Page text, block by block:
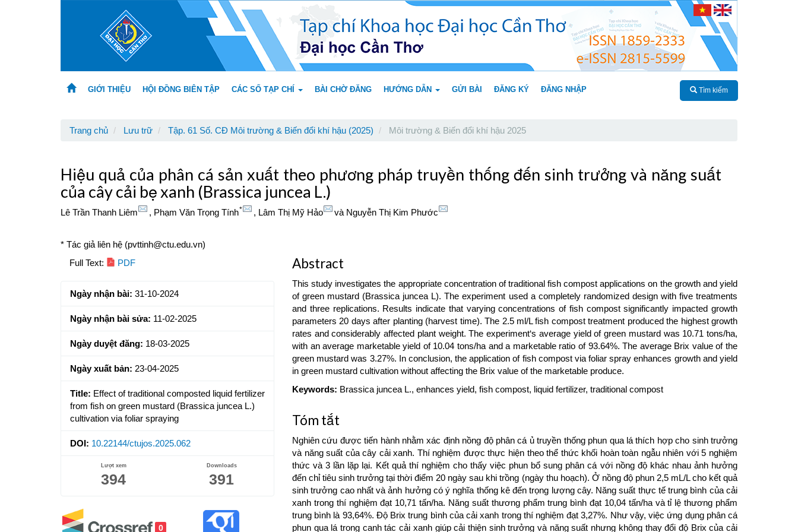
GIỚI THIỆU HỘI ĐỒNG BIÊN TẬP CÁC SỐ TẠP CHÍ BÀI CHỜ ĐĂNG HƯỚNG DẪN GỬI BÀI ĐĂNG KÝ ĐĂNG NHẬP Tìm kiếm
Trang chủ Lưu trữ Tập. 61 Số. CĐ Môi trường & Biến đổi khí hậu (2025) Môi trường & Biến đổi khí hậu 2025
Hiệu quả của phân cá sản xuất theo phương pháp truyền thống đến sinh trưởng và năng suất
của cây cải bẹ xanh (Brassica juncea L.)
Lê Trần Thanh Liêm , Phạm Văn Trọng Tính* , Lâm Thị Mỹ Hảo và Nguyễn Thị Kim Phước
* Tác giả liên hệ (pvttinh@ctu.edu.vn)
Article
Full Text: PDF
Ngày nhận bài: 31-10-2024
Ngày nhận bài sửa: 11-02-2025
Ngày duyệt đăng: 18-03-2025
Ngày xuất bản: 23-04-2025
Title: Effect of traditional composted liquid fertilizer
from fish on green mustard (Brassica juncea L.)
cultivation via foliar spraying
DOI: 10.22144/ctujos.2025.062
Lượt xem
394
Downloads
391
0
Abstract
This study investigates the appropriate concentration of traditional fish compost applications on the growth and yield
of green mustard (Brassica juncea L). The experiment used a completely randomized design with five treatments
and three replications. Results indicate that varying concentrations of fish compost significantly impacted growth
parameters 20 days after planting (harvest time). The 2.5 ml/L fish compost treatment produced the highest growth
rates and considerably affected plant weight. The experiment‘s average yield of green mustard was 10.71 tons/ha,
with an average marketable yield of 10.04 tons/ha and a marketable ratio of 93.64%. The average Brix value of the
green mustard was 3.27%. In conclusion, the application of fish compost via foliar spray enhances growth and yield
in green mustard cultivation without affecting the Brix value of the marketable produce.
Keywords: Brassica juncea L., enhances yield, fish compost, liquid fertilizer, traditional compost
Tóm tắt
Nghiên cứu được tiến hành nhằm xác định nồng độ phân cá ủ truyền thống phun qua lá thích hợp cho sinh trưởng
và năng suất của cây cải xanh. Thí nghiệm được thực hiện theo thể thức khối hoàn toàn ngẫu nhiên với 5 nghiệm
thức và 3 lần lặp lại. Kết quả thí nghiệm cho thấy việc phun bổ sung phân cá với nồng độ khác nhau ảnh hưởng
đến chỉ tiêu sinh trưởng tại thời điểm 20 ngày sau khi trồng (ngày thu hoạch). Ở nồng độ phun 2,5 mL/L cho kết quả
sinh trưởng cao nhất và ảnh hưởng có ý nghĩa thống kê đến trọng lượng cây. Năng suất thực tế trung bình của cải
xanh trong thí nghiệm đạt 10,71 tấn/ha. Năng suất thương phẩm trung bình đạt 10,04 tấn/ha và tỉ lệ thương phẩm
trung bình là 93,64%. Độ Brix trung bình của cải xanh trong thí nghiệm đạt 3,27%. Như vậy, việc ứng dụng phân cá
phun qua lá trong canh tác cải xanh giúp cải thiện sinh trưởng và năng suất nhưng không thay đổi độ Brix của cải